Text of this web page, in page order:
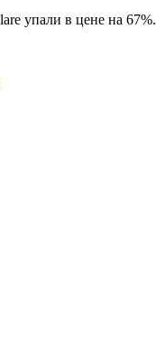
упали в цене на 67%.